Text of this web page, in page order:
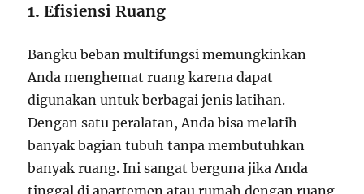
1.Efisiensi Ruang
Bangku beban multifungsi memungkinkan
Anda menghemat ruang karena dapat
digunakan untuk berbagai jenis latihan.
Dengan satu peralatan, Anda bisa melatih
banyak bagian tubuh tanpa membutuhkan
banyak ruang. Ini sangat berguna jika Anda
tinggal di apartemen atau rumah dengan ruang